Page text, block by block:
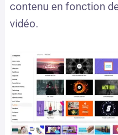
contenu en fonction
vidéo.